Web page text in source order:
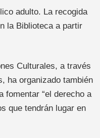
adulto. La recogida
la Biblioteca a partir
Culturales, a través
ha organizado también
fomentar “el derecho a
que tendrán lugar en